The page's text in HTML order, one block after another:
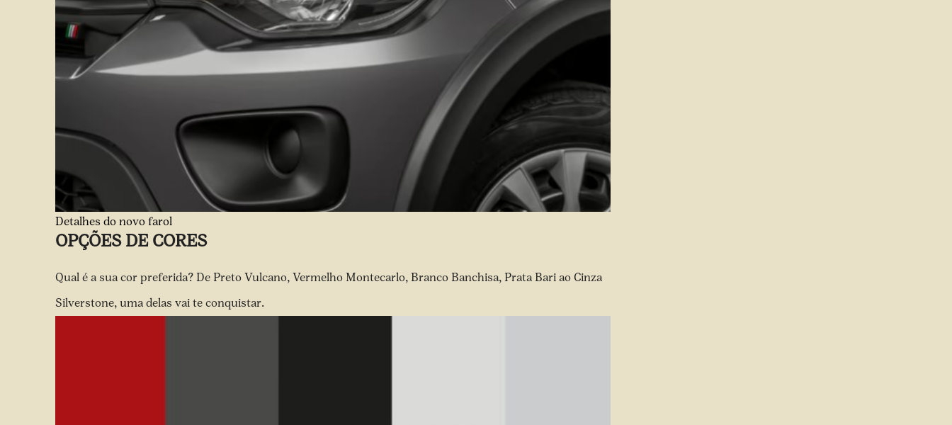
Detalhes do novo farol
OPÇÕES DE CORES
Qual é a sua cor preferida? De Preto Vulcano, Vermelho Montecarlo, Branco Banchisa, Prata Bari ao Cinza
Silverstone, uma delas vai te conquistar.